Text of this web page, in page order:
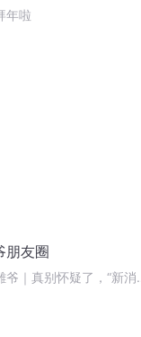
年啦
朋友圈
爷｜真别怀疑了，“新消